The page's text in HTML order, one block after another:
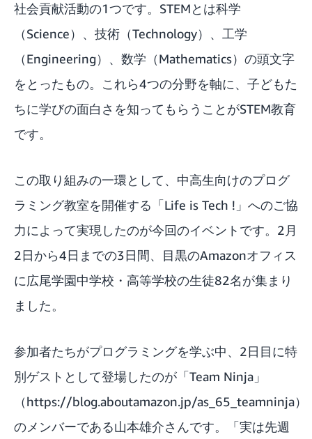
社会貢献活動の1つです。STEMとは科学
（Science）、技術（Technology）、工学
（Engineering）、数学（Mathematics）の頭文字
をとったもの。これら4つの分野を軸に、子どもた
ちに学びの面白さを知ってもらうことがSTEM教育
です。
この取り組みの一環として、中高生向けのプログ
ラミング教室を開催する「Life is Tech !」へのご協
力によって実現したのが今回のイベントです。2月
2日から4日までの3日間、目黒のAmazonオフィス
に広尾学園中学校・高等学校の生徒82名が集まり
ました。
参加者たちがプログラミングを学ぶ中、2日目に特
別ゲストとして登場したのが「Team Ninja」
（https://blog.aboutamazon.jp/as_65_teamninja）
のメンバーである山本雄介さんです。「実は先週